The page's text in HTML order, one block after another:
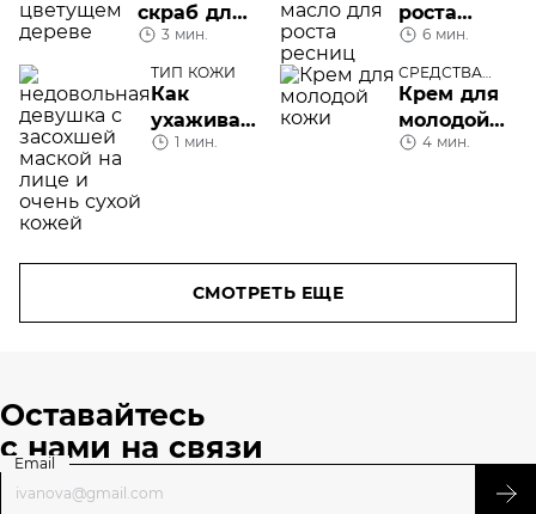
скраб для
лица
3 мин.
роста
ресниц
6 мин.
ТИП КОЖИ
Как
ухаживать
за сухой
1 мин.
СРЕДСТВА
УХОДА
Крем для
молодой
кожи
4 мин.
СМОТРЕТЬ ЕЩЕ
Оставайтесь
с нами на связи
Email